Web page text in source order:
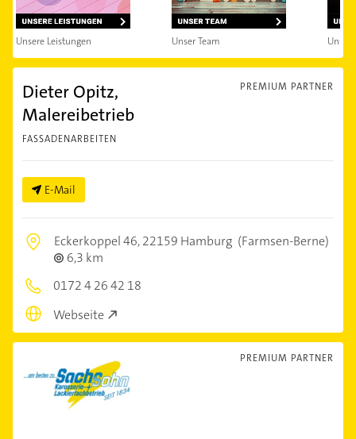
Unsere Leistungen Unser Team
PREMIUM PARTNER
Dieter Opitz,
Malereibetrieb
FASSADENARBEITEN
E-Mail
Eckerkoppel 46,22159 Hamburg (Farmsen-Berne)
6,3 km
0172 4 26 42 18
Webseite
PREMIUM PARTNER